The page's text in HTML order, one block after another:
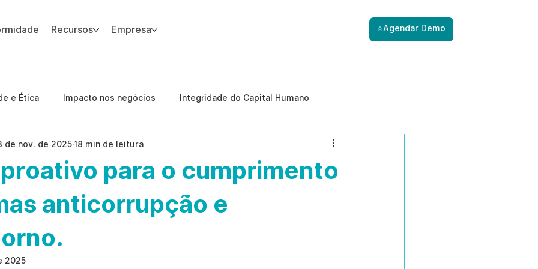
Recursos Empresa ⭐Agendar Demo
e Ética Impacto nos negócios Integridade do Capital Humano
Estudos de caso Gestão de Riscos com IA
Ética da IA revenção de ameaças internas
para o cumprimento
anticorrupção e
de nov. de 202518 min de leitura
2025